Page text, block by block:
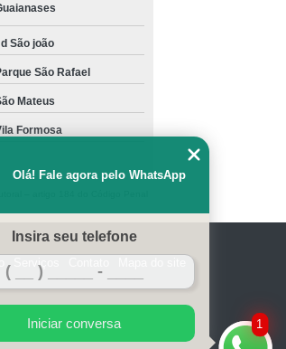
São joão
São Rafael
Mateus
Formosa
– artigo 184 do Código Penal
Serviços
1
Olá! Fale agora pelo WhatsApp
Insira seu telefone
Iniciar conversa